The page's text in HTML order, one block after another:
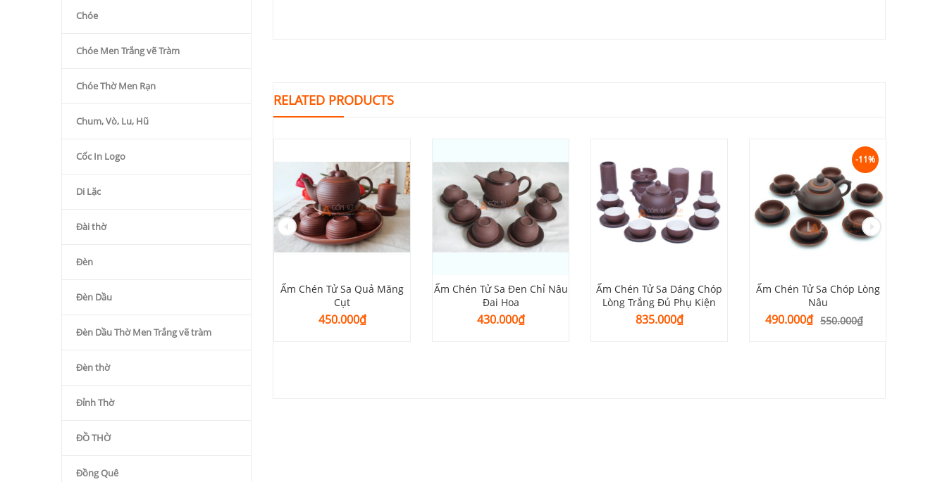
Chóe
Chóe Men Trắng vẽ Tràm
Chóe Thờ Men Rạn
Chum, Vò, Lu, Hũ
Cốc In Logo
Di Lặc
Đài thờ
Đèn
Đèn Dầu
Đèn Dầu Thờ Men Trắng vẽ tràm
Đèn thờ
Đỉnh Thờ
ĐỒ THỜ
Đồng Quê
RELATED PRODUCTS
-11%
Ấm Chén Tử Sa Quả Măng
Cụt
450.000₫
Ấm Chén Tử Sa Đen Chỉ Nâu
Đai Hoa
430.000₫
Ấm Chén Tử Sa Dáng Chóp
Lòng Trắng Đủ Phụ Kiện
835.000₫
-11%
Ấm Chén Tử Sa Chóp Lòng
Nâu
550.000₫
Giá
490.000₫Giá